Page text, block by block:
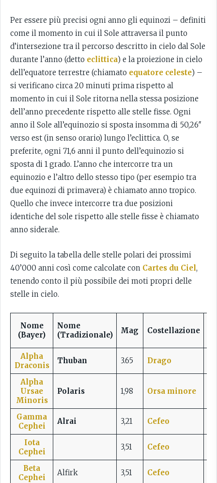
Per essere più precisi ogni anno gli equinozi – definiti
come il momento in cui il Sole attraversa il punto
d’intersezione tra il percorso descritto in cielo dal Sole
durante l’anno (detto eclittica) e la proiezione in cielo
dell’equatore terrestre (chiamato equatore celeste) –
si verificano circa 20 minuti prima rispetto al
momento in cui il Sole ritorna nella stessa posizione
dell’anno precedente rispetto alle stelle fisse. Ogni
anno il Sole all’equinozio si sposta insomma di 50,26″
verso est (in senso orario) lungo l’eclittica. O, se
preferite, ogni 71,6 anni il punto dell’equinozio si
sposta di 1 grado. L’anno che intercorre tra un
equinozio e l’altro dello stesso tipo (per esempio tra
due equinozi di primavera) è chiamato anno tropico.
Quello che invece intercorre tra due posizioni
identiche del sole rispetto alle stelle fisse è chiamato
anno siderale.
Di seguito la tabella delle stelle polari dei prossimi
40’000 anni così come calcolate con Cartes du Ciel,
tenendo conto il più possibile dei moti propri delle
stelle in cielo.
Nome
(Bayer)
Nome
(Tradizionale)
Mag Costellazione
Alpha
Draconis
Thuban 3.65 Drago
Alpha
Ursae
Minoris
Polaris 1,98 Orsa minore
Gamma
Cephei
Alrai 3,21 Cefeo
Iota
Cephei
3,51 Cefeo
Beta
Cephei
Alfirk 3,51 Cefeo